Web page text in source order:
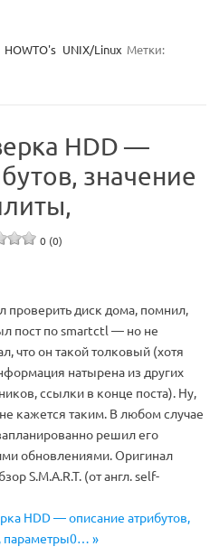
HOWTO's UNIX/Linux Метки:
HDD —
значение
0 (0)
проверить диск дома, помнил,
пост по smartctl — но не
что он такой толковый (хотя
натырена из других
ссылки в конце поста). Ну,
кажется таким. В любом случае
решил его
обновлениями. Оригинал
S.M.A.R.T. (от англ. self-
HDD — описание атрибутов,
параметры0… »